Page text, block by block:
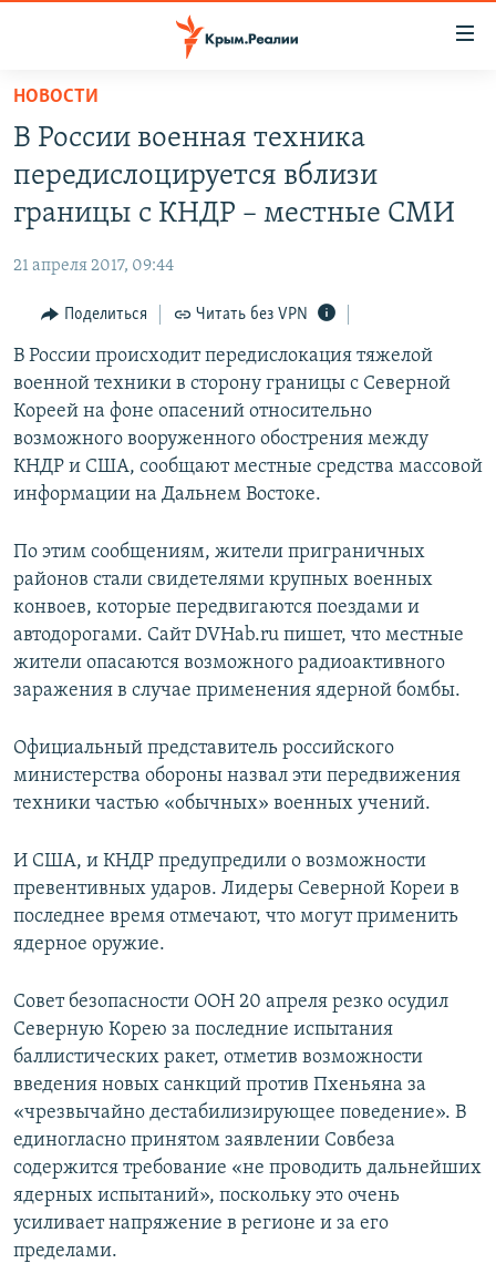
Вернуться
основному
содержанию
Вернутся
главной
навигации
Вернутся
поиску
11 ЛЕТ ОККУПАЦИИ КРЫМА. 11 ИСТОРИЙ СОПРОТИВЛЕНИЯ
ВОДА
ЕЩЕ
ИНТЕРАКТИВ
ИНФОГРАФИКА
ТЕЛЕПРОЕКТ КРЫМ.РЕАЛИИ
СОВЕТЫ ПРАВОЗАЩИТНИКОВ
ПРОПАВШИЕ БЕЗ ВЕСТИ
КРЫМ.НЕПОКОРЕННЫЙ
УКРАИНСКАЯ ПРОБЛЕМА КРЫМА
РАДІО СВОБОДА
КАК ОБОЙТИ БЛОКИРОВКУ
Українською
Qırımtatar
Все сайты RFE/RL
НОВОСТИ
В России военная техника
передислоцируется вблизи
границы с КНДР – местные СМИ
21 апреля 2017, 09:44
Поделиться Читать без VPN
В России происходит передислокация тяжелой
военной техники в сторону границы с Северной
Кореей на фоне опасений относительно
возможного вооруженного обострения между
КНДР и США, сообщают местные средства массовой
информации на Дальнем Востоке.
По этим сообщениям, жители приграничных
районов стали свидетелями крупных военных
конвоев, которые передвигаются поездами и
автодорогами. Сайт DVHab.ru пишет, что местные
жители опасаются возможного радиоактивного
заражения в случае применения ядерной бомбы.
Официальный представитель российского
министерства обороны назвал эти передвижения
техники частью «обычных» военных учений.
И США, и КНДР предупредили о возможности
превентивных ударов. Лидеры Северной Кореи в
последнее время отмечают, что могут применить
ядерное оружие.
Совет безопасности ООН 20 апреля резко осудил
Северную Корею за последние испытания
баллистических ракет, отметив возможности
введения новых санкций против Пхеньяна за
«чрезвычайно дестабилизирующее поведение». В
единогласно принятом заявлении Совбеза
содержится требование «не проводить дальнейших
ядерных испытаний», поскольку это очень
усиливает напряжение в регионе и за его
пределами.